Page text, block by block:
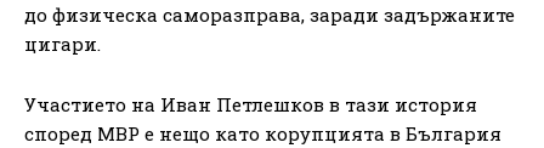
до физическа саморазправа, заради задържаните
цигари.
Участието на Иван Петлешков в тази история
според МВР е нещо като корупцията в България